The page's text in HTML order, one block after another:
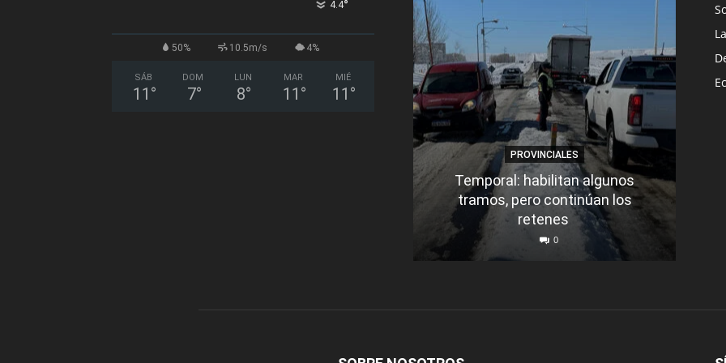
4.4°
50% 10.5m/s 4%
SÁB
11 °
DOM
7°
LUN
8°
MAR
11 °
MIÉ
11 °
PROVINCIALES
Temporal: habilitan algunos
tramos, pero continúan los
retenes
0